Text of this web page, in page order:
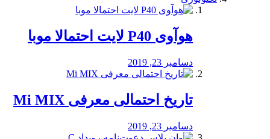
هوآوی P40 لایت احتمالا موبا
دسامبر 23, 2019
تاریخ احتمالی معرفی Mi MIX
دسامبر 23, 2019